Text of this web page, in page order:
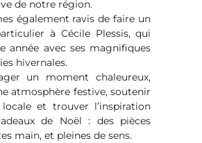
de notre région.
également ravis de faire un
à Cécile Plessis, qui
année avec ses magnifiques
hivernales.
un moment chaleureux,
atmosphère festive, soutenir
et trouver l’inspiration
de Noël : des pièces
main, et pleines de sens.